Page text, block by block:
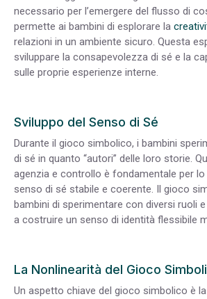
necessario per l’emergere del flusso di
permette ai bambini di esplorare la
relazioni in un ambiente sicuro. Questa
sviluppare la consapevolezza di sé e la
sulle proprie esperienze interne.
Sviluppo del Senso di Sé
Durante il gioco simbolico, i bambini
di sé in quanto “autori” delle loro storie.
agenzia e controllo è fondamentale per lo
senso di sé stabile e coerente. Il gioco
bambini di sperimentare con diversi ruoli
a costruire un senso di identità flessibile
La Nonlinearità del Gioco
Un aspetto chiave del gioco simbolico è